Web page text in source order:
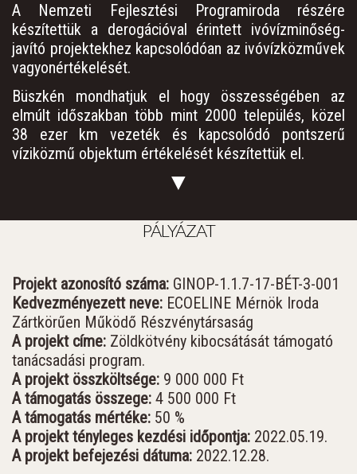
A Nemzeti Fejlesztési Programiroda részére
készítettük a derogációval érintett ivóvízminőség-
javító projektekhez kapcsolódóan az ivóvízközművek
vagyonértékelését.
Büszkén mondhatjuk el hogy összességében az
elmúlt időszakban több mint 2000 település, közel
38 ezer km vezeték és kapcsolódó pontszerű
víziközmű objektum értékelését készítettük el.
▼
PÁLYÁZAT
Projekt azonosító száma: GINOP-1.1.7-17-BÉT-3-001
Kedvezményezett neve: ECOELINE Mérnök Iroda
Zártkörűen Működő Részvénytársaság
A projekt címe: Zöldkötvény kibocsátását támogató
tanácsadási program.
A projekt összköltsége: 9 000 000 Ft
A támogatás összege: 4 500 000 Ft
A támogatás mértéke: 50 %
A projekt tényleges kezdési időpontja: 2022.05.19.
A projekt befejezési dátuma: 2022.12.28.